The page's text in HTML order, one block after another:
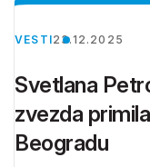
VESTI23.12.2025
Svetlana
zvezda
Beogradu